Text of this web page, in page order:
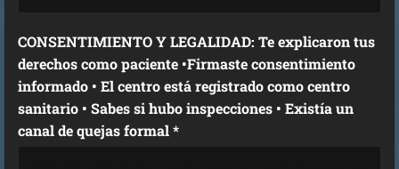
CONSENTIMIENTO Y LEGALIDAD: Te explicaron tus
derechos como paciente •Firmaste consentimiento
informado • El centro está registrado como centro
sanitario • Sabes si hubo inspecciones • Existía un
canal de quejas formal *